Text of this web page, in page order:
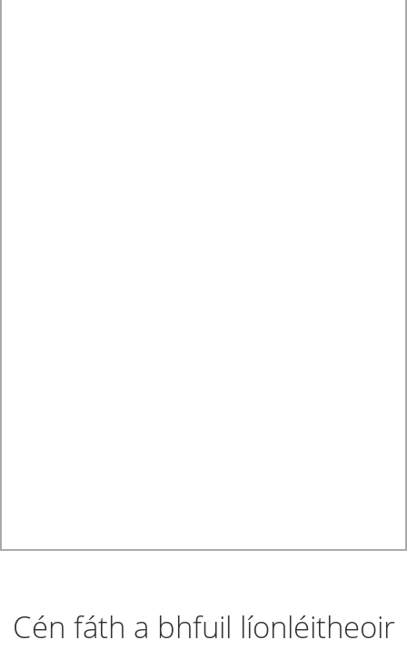
Cén fáth a bhfuil líonléitheoir